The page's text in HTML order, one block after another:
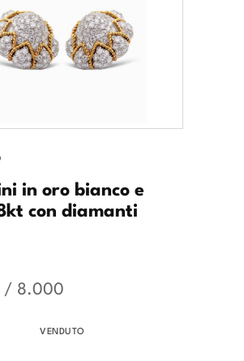
in oro bianco e
con diamanti
/ 8.000
VENDUTO